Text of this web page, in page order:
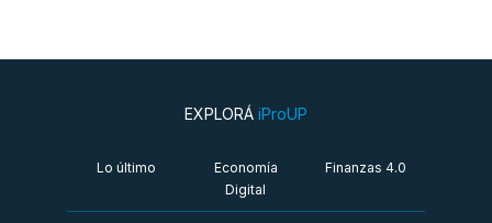
EXPLORÁ iProUP
Lo último
Economía
Digital
Finanzas 4.0